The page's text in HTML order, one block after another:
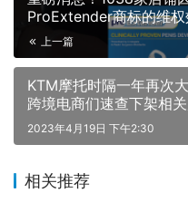
ProExtender商标的维权
上一篇
KTM摩托时隔一年再次
跨境电商们速查下架相关
2023年4月19日 下午2:30
相关推荐